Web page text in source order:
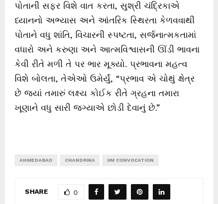
પોતાની સફર વિશે વાત કરતા, સુશ્રી ચંદ્રિકાએ
ધ્યાનનો અભ્યાસ અને આંતરિક સ્થિરતા કેળવવાથી
પોતાને વધુ શાંતિ, વિચારની સ્પષ્ટતા, સર્જનાત્મકતામાં
વધારો અને કરુણા અને આત્મવિશ્વાસની ઊંડી ભાવના
કેવી રીતે મળી તે પર ભાર મૂક્યો. પ્રભાવના મહત્વ
વિશે બોલતા, તેએઓ ઉમેર્યું, “પ્રભાવ એ ચોથું ક્ષેત્ર
છે જ્યાં તમારું લક્ષ્ય કોઈક રીતે ગ્રહના તમારા
ખૂણાને વધુ સારી જગ્યાએ છોડી દેવાનું છે.”
AHMEDABAD CHANDRIKA IIM CONVOCATION
SHARE 0